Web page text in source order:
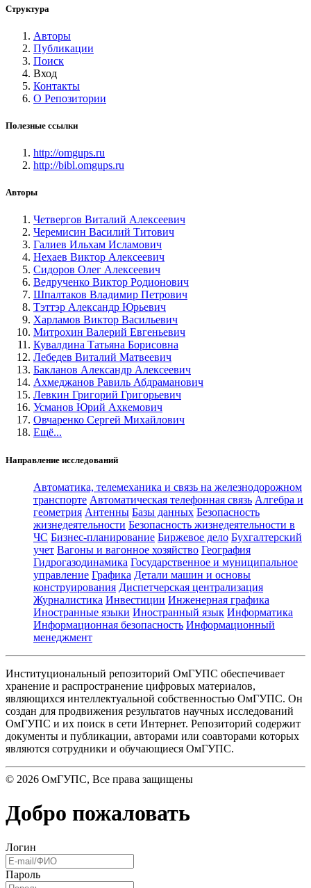
Структура
Авторы
Публикации
Поиск
Вход
Контакты
О Репозитории
Полезные ссылки
http://omgups.ru
http://bibl.omgups.ru
Авторы
Четвергов Виталий Алексеевич
Черемисин Василий Титович
Галиев Ильхам Исламович
Нехаев Виктор Алексеевич
Сидоров Олег Алексеевич
Ведрученко Виктор Родионович
Шпалтаков Владимир Петрович
Тэттэр Александр Юрьевич
Харламов Виктор Васильевич
Митрохин Валерий Евгеньевич
Кувалдина Татьяна Борисовна
Лебедев Виталий Матвеевич
Бакланов Александр Алексеевич
Ахмеджанов Равиль Абдраманович
Левкин Григорий Григорьевич
Усманов Юрий Ахкемович
Овчаренко Сергей Михайлович
Ещё...
Направление исследований
Автоматика, телемеханика и связь на железнодорожном
транспорте Автоматическая телефонная связь Алгебра и
геометрия Антенны Базы данных Безопасность
жизнедеятельности Безопасность жизнедеятельности в
ЧС Бизнес-планирование Биржевое дело Бухгалтерский
учет Вагоны и вагонное хозяйство География
Гидрогазодинамика Государственное и муниципальное
управление Графика Детали машин и основы
конструирования Диспетчерская централизация
Журналистика Инвестиции Инженерная графика
Иностранные языки Иностранный язык Информатика
Информационная безопасность Информационный
менеджмент
Институциональный репозиторий ОмГУПС обеспечивает
хранение и распространение цифровых материалов,
являющихся интеллектуальной собственностью ОмГУПС. Он
создан для продвижения результатов научных исследований
ОмГУПС и их поиск в сети Интернет. Репозиторий содержит
документы и публикации, авторами или соавторами которых
являются сотрудники и обучающиеся ОмГУПС.
© 2026 ОмГУПС, Все права защищены
Добро пожаловать
Логин
Пароль